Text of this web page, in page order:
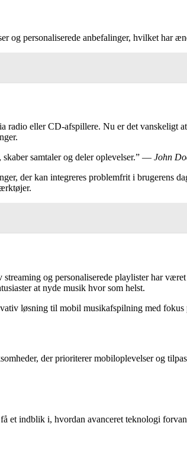
og personaliserede anbefalinger, hvilket har
eller CD-afspillere. Nu er det vanskeligt
samtaler og deler oplevelser.” — John
der kan integreres problemfrit i brugerens
og personaliserede playlister har
at nyde musik hvor som helst.
løsning til mobil musikafspilning med fokus
der prioriterer mobiloplevelser og
et indblik i, hvordan avanceret teknologi